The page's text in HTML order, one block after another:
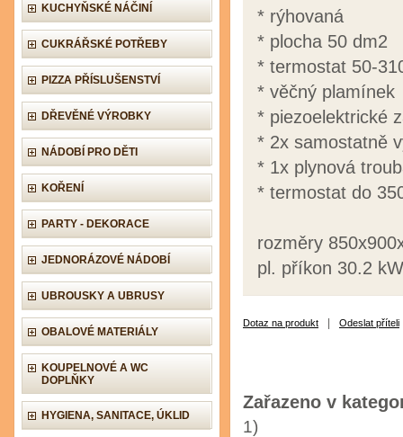
KUCHYŇSKÉ NÁČINÍ
CUKRÁŘSKÉ POTŘEBY
PIZZA PŘÍSLUŠENSTVÍ
DŘEVĚNÉ VÝROBKY
NÁDOBÍ PRO DĚTI
KOŘENÍ
PARTY - DEKORACE
JEDNORÁZOVÉ NÁDOBÍ
UBROUSKY A UBRUSY
OBALOVÉ MATERIÁLY
KOUPELNOVÉ A WC
DOPLŇKY
HYGIENA, SANITACE, ÚKLID
* rýhovaná
* plocha 50 dm2
* termostat 50-
* věčný plamínek
* piezoelektrické
* 2x samostatně
* 1x plynová
* termostat do
rozměry
pl. příkon 30.2 kW
Dotaz na produkt Odeslat příteli
Zařazeno v
1)